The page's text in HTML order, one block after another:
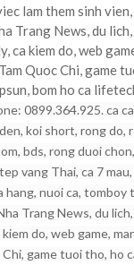
lam them sinh
Trang News, du
ca kiem do, web
Quoc Chi, game
bom ho ca
0899.364.925. ca
koi short, rong
bds, rong duoi
vang Thai, ca 7
nuoi ca, tomboy
Trang News, du
do, web game,
game tuoi tho, ho